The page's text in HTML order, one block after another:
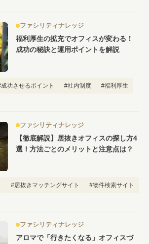
ム
ファシリティナレッジ
福利厚生の拡充でオフィスが変わる！
成功の秘訣と運用ポイントを解説
功させるポイント #社内制度 #福利厚生
ファシリティナレッジ
【徹底解説】居抜きオフィスの探し方4
選！方法ごとのメリットと注意点は？
#居抜きマッチングサイト #物件検索サイト
ファシリティナレッジ
アロマで「行きたくなる」オフィスづ